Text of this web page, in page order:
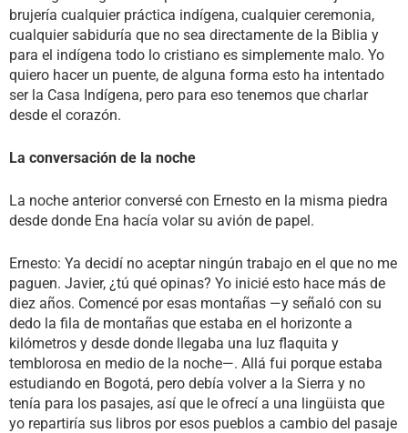
brujería cualquier práctica indígena, cualquier ceremonia,
cualquier sabiduría que no sea directamente de la Biblia y
para el indígena todo lo cristiano es simplemente malo. Yo
quiero hacer un puente, de alguna forma esto ha intentado
ser la Casa Indígena, pero para eso tenemos que charlar
desde el corazón.
La conversación de la noche
La noche anterior conversé con Ernesto en la misma piedra
desde donde Ena hacía volar su avión de papel.
Ernesto: Ya decidí no aceptar ningún trabajo en el que no me
paguen. Javier, ¿tú qué opinas? Yo inicié esto hace más de
diez años. Comencé por esas montañas —y señaló con su
dedo la fila de montañas que estaba en el horizonte a
kilómetros y desde donde llegaba una luz flaquita y
temblorosa en medio de la noche—. Allá fui porque estaba
estudiando en Bogotá, pero debía volver a la Sierra y no
tenía para los pasajes, así que le ofrecí a una lingüista que
yo repartiría sus libros por esos pueblos a cambio del pasaje